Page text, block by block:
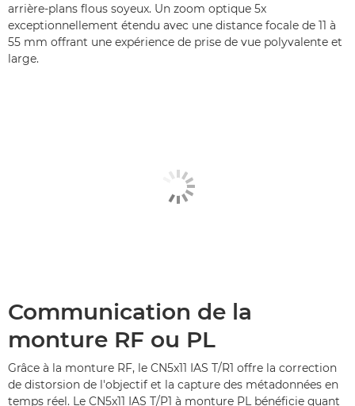
arrière-plans flous soyeux. Un zoom optique 5x
exceptionnellement étendu avec une distance focale de 11 à
55 mm offrant une expérience de prise de vue polyvalente et
large.
Communication de la
monture RF ou PL
Grâce à la monture RF, le CN5x11 IAS T/R1 offre la correction
de distorsion de l'objectif et la capture des métadonnées en
temps réel. Le CN5x11 IAS T/P1 à monture PL bénéficie quant